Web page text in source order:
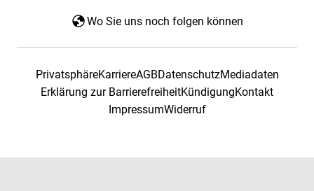
Wo Sie uns noch folgen können
PrivatsphäreKarriereAGBDatenschutzMediadaten
Erklärung zur BarrierefreiheitKündigungKontakt
ImpressumWiderruf